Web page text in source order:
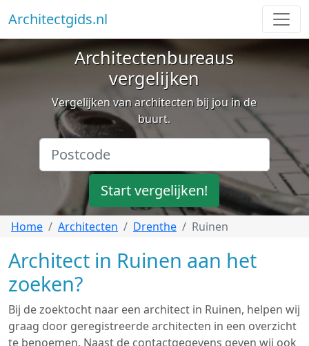
Architectgids.nl
Architectenbureaus
vergelijken
Vergelijken van architecten bij jou in de
buurt.
Start vergelijken!
Home Architecten Drenthe Ruinen
Architect in Ruinen aan het
zoeken?
Bij de zoektocht naar een architect in Ruinen, helpen wij
graag door geregistreerde architecten in een overzicht
te benoemen. Naast de contactgegevens geven wij ook